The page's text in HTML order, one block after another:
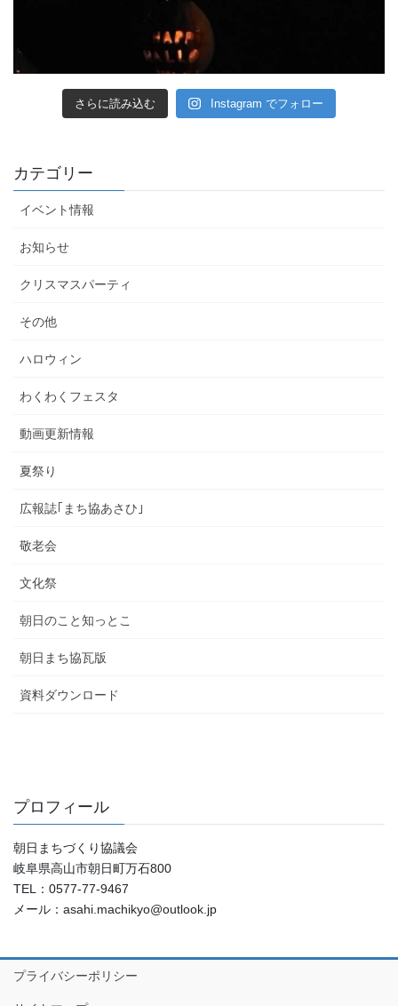
さらに読み込む Instagram でフォロー
カテゴリー
イベント情報
お知らせ
クリスマスパーティ
その他
ハロウィン
わくわくフェスタ
動画更新情報
夏祭り
広報誌｢まち協あさひ｣
敬老会
文化祭
朝日のこと知っとこ
朝日まち協瓦版
資料ダウンロード
プロフィール
朝日まちづくり協議会
岐阜県高山市朝日町万石800
TEL：0577-77-9467
メール：asahi.machikyo@outlook.jp
プライバシーポリシー